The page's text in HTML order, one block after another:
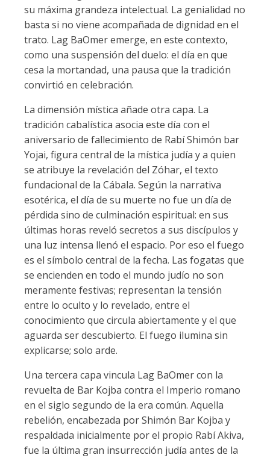
su máxima grandeza intelectual. La genialidad no
basta si no viene acompañada de dignidad en el
trato. Lag BaOmer emerge, en este contexto,
como una suspensión del duelo: el día en que
cesa la mortandad, una pausa que la tradición
convirtió en celebración.
La dimensión mística añade otra capa. La
tradición cabalística asocia este día con el
aniversario de fallecimiento de Rabí Shimón bar
Yojai, figura central de la mística judía y a quien
se atribuye la revelación del Zóhar, el texto
fundacional de la Cábala. Según la narrativa
esotérica, el día de su muerte no fue un día de
pérdida sino de culminación espiritual: en sus
últimas horas reveló secretos a sus discípulos y
una luz intensa llenó el espacio. Por eso el fuego
es el símbolo central de la fecha. Las fogatas que
se encienden en todo el mundo judío no son
meramente festivas; representan la tensión
entre lo oculto y lo revelado, entre el
conocimiento que circula abiertamente y el que
aguarda ser descubierto. El fuego ilumina sin
explicarse; solo arde.
Una tercera capa vincula Lag BaOmer con la
revuelta de Bar Kojba contra el Imperio romano
en el siglo segundo de la era común. Aquella
rebelión, encabezada por Shimón Bar Kojba y
respaldada inicialmente por el propio Rabí Akiva,
fue la última gran insurrección judía antes de la